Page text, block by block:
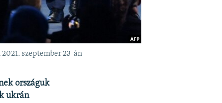
szeptember 23-án
országuk
ukrán